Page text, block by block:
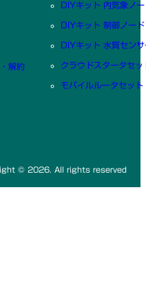
解約
DIYキット 内気象ノー
DIYキット 制御ノード
DIYキット 水質センサ
クラウドスタータセッ
モバイルルータセット
© 2026. All rights reserved